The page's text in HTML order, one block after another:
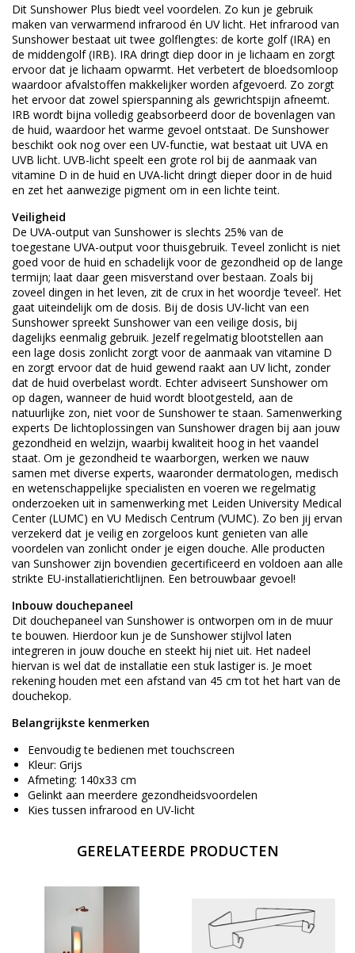
Dit Sunshower Plus biedt veel voordelen. Zo kun je gebruik
maken van verwarmend infrarood én UV licht. Het infrarood van
Sunshower bestaat uit twee golflengtes: de korte golf (IRA) en
de middengolf (IRB). IRA dringt diep door in je lichaam en zorgt
ervoor dat je lichaam opwarmt. Het verbetert de bloedsomloop
waardoor afvalstoffen makkelijker worden afgevoerd. Zo zorgt
het ervoor dat zowel spierspanning als gewrichtspijn afneemt.
IRB wordt bijna volledig geabsorbeerd door de bovenlagen van
de huid, waardoor het warme gevoel ontstaat. De Sunshower
beschikt ook nog over een UV-functie, wat bestaat uit UVA en
UVB licht. UVB-licht speelt een grote rol bij de aanmaak van
vitamine D in de huid en UVA-licht dringt dieper door in de huid
en zet het aanwezige pigment om in een lichte teint.
Veiligheid
De UVA-output van Sunshower is slechts 25% van de
toegestane UVA-output voor thuisgebruik. Teveel zonlicht is niet
goed voor de huid en schadelijk voor de gezondheid op de lange
termijn; laat daar geen misverstand over bestaan. Zoals bij
zoveel dingen in het leven, zit de crux in het woordje ‘teveel’. Het
gaat uiteindelijk om de dosis. Bij de dosis UV-licht van een
Sunshower spreekt Sunshower van een veilige dosis, bij
dagelijks eenmalig gebruik. Jezelf regelmatig blootstellen aan
een lage dosis zonlicht zorgt voor de aanmaak van vitamine D
en zorgt ervoor dat de huid gewend raakt aan UV licht, zonder
dat de huid overbelast wordt. Echter adviseert Sunshower om
op dagen, wanneer de huid wordt blootgesteld, aan de
natuurlijke zon, niet voor de Sunshower te staan. Samenwerking
experts De lichtoplossingen van Sunshower dragen bij aan jouw
gezondheid en welzijn, waarbij kwaliteit hoog in het vaandel
staat. Om je gezondheid te waarborgen, werken we nauw
samen met diverse experts, waaronder dermatologen, medisch
en wetenschappelijke specialisten en voeren we regelmatig
onderzoeken uit in samenwerking met Leiden University Medical
Center (LUMC) en VU Medisch Centrum (VUMC). Zo ben jij ervan
verzekerd dat je veilig en zorgeloos kunt genieten van alle
voordelen van zonlicht onder je eigen douche. Alle producten
van Sunshower zijn bovendien gecertificeerd en voldoen aan alle
strikte EU-installatierichtlijnen. Een betrouwbaar gevoel!
Inbouw douchepaneel
Dit douchepaneel van Sunshower is ontworpen om in de muur
te bouwen. Hierdoor kun je de Sunshower stijlvol laten
integreren in jouw douche en steekt hij niet uit. Het nadeel
hiervan is wel dat de installatie een stuk lastiger is. Je moet
rekening houden met een afstand van 45 cm tot het hart van de
douchekop.
Belangrijkste kenmerken
Eenvoudig te bedienen met touchscreen
Kleur: Grijs
Afmeting: 140x33 cm
Gelinkt aan meerdere gezondheidsvoordelen
Kies tussen infrarood en UV-licht
GERELATEERDE PRODUCTEN